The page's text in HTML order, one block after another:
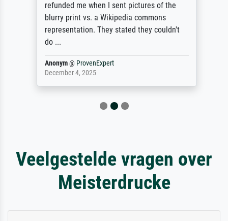
refunded me when I sent pictures of the
blurry print vs. a Wikipedia commons
representation. They stated they couldn't
do ...
Anonym@ProvenExpert
December 4, 2025
Veelgestelde vragen over
Meisterdrucke